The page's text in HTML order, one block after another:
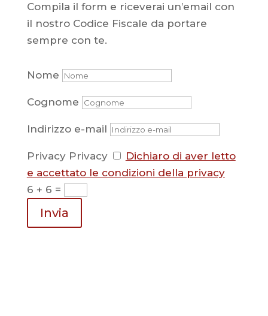
Compila il form e riceverai un’email con
il nostro Codice Fiscale da portare
sempre con te.
Nome
Cognome
Indirizzo e-mail
Privacy Privacy
Dichiaro di aver letto
e accettato le condizioni della privacy
6 + 6 =
Invia